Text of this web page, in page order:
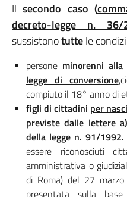
Ilsecondo caso (
decreto-legge n. 36/
sussistonotuttele
persone minorenni
legge di conversione
compiuto il 18° anno di
figli di cittadini per
previste dalle lettere
della legge n. 91/1992.
essere riconosciuti
amministrativa o
di Roma) del 27
presentata sulla